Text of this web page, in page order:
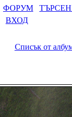
ФОРУМ
ВХОД
Списък от